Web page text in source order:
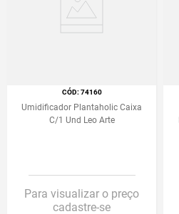
:74160
Umidificador Plantaholic Caixa
C/1 Und Leo Arte
Para visualizar o preço
cadastre-se